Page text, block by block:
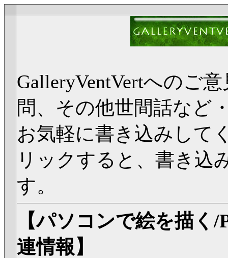
GalleryVentVertへのご
問、その他世間話など
お気軽に書き込みして
リックすると、書き込
す。
【パソコンで絵を描く
連情報】